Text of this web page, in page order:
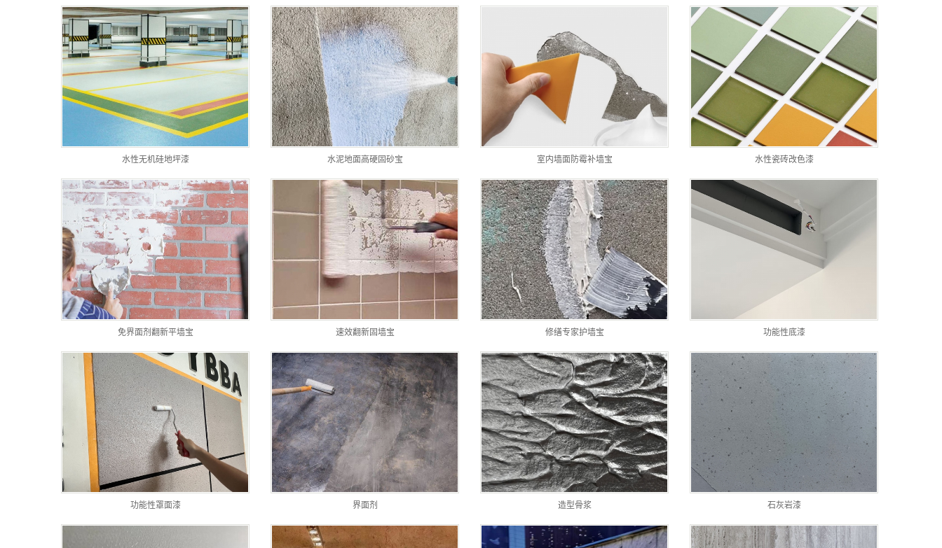
水性无机硅地坪漆 水泥地面高硬固砂宝 室内墙面防霉补墙宝 水性瓷砖改色漆
免界面剂翻新平墙宝 速效翻新固墙宝 修缮专家护墙宝 功能性底漆
功能性罩面漆 界面剂 造型骨浆 石灰岩漆